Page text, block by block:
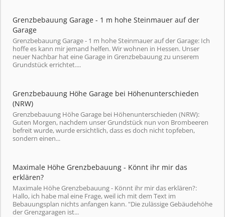
Grenzbebauung Garage - 1 m hohe Steinmauer auf der
Garage
Grenzbebauung Garage - 1 m hohe Steinmauer auf der Garage: Ich
hoffe es kann mir jemand helfen. Wir wohnen in Hessen. Unser
neuer Nachbar hat eine Garage in Grenzbebauung zu unserem
Grundstück errichtet....
Grenzbebauung Höhe Garage bei Höhenunterschieden
(NRW)
Grenzbebauung Höhe Garage bei Höhenunterschieden (NRW):
Guten Morgen, nachdem unser Grundstück nun von Brombeeren
befreit wurde, wurde ersichtlich, dass es doch nicht topfeben,
sondern einen...
Maximale Höhe Grenzbebauung - Könnt ihr mir das
erklären?
Maximale Höhe Grenzbebauung - Könnt ihr mir das erklären?:
Hallo, ich habe mal eine Frage, weil ich mit dem Text im
Bebauungsplan nichts anfangen kann. "Die zulässige Gebäudehöhe
der Grenzgaragen ist...